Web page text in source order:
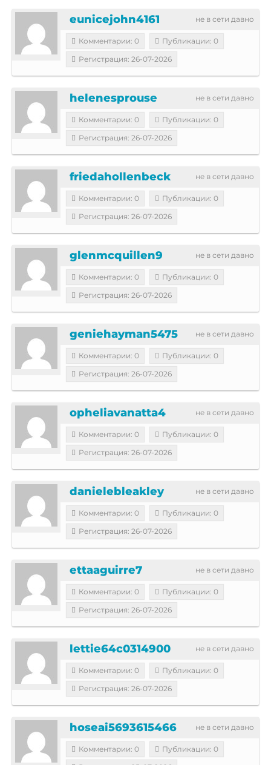
не в сети давно
eunicejohn4161
Комментарии: 0
Публикации: 0
Регистрация: 26-07-2026
не в сети давно
helenesprouse
Комментарии: 0
Публикации: 0
Регистрация: 26-07-2026
не в сети давно
friedahollenbeck
Комментарии: 0
Публикации: 0
Регистрация: 26-07-2026
не в сети давно
glenmcquillen9
Комментарии: 0
Публикации: 0
Регистрация: 26-07-2026
не в сети давно
geniehayman5475
Комментарии: 0
Публикации: 0
Регистрация: 26-07-2026
не в сети давно
opheliavanatta4
Комментарии: 0
Публикации: 0
Регистрация: 26-07-2026
не в сети давно
danielebleakley
Комментарии: 0
Публикации: 0
Регистрация: 26-07-2026
не в сети давно
ettaaguirre7
Комментарии: 0
Публикации: 0
Регистрация: 26-07-2026
не в сети давно
lettie64c0314900
Комментарии: 0
Публикации: 0
Регистрация: 26-07-2026
не в сети давно
hoseai5693615466
Комментарии: 0
Публикации: 0